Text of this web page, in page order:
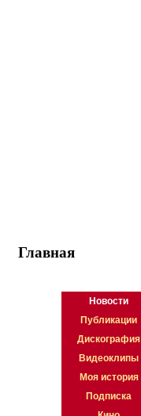
Главная
Новости
Публикации
Дискография
Видеоклипы
Моя история
Подписка